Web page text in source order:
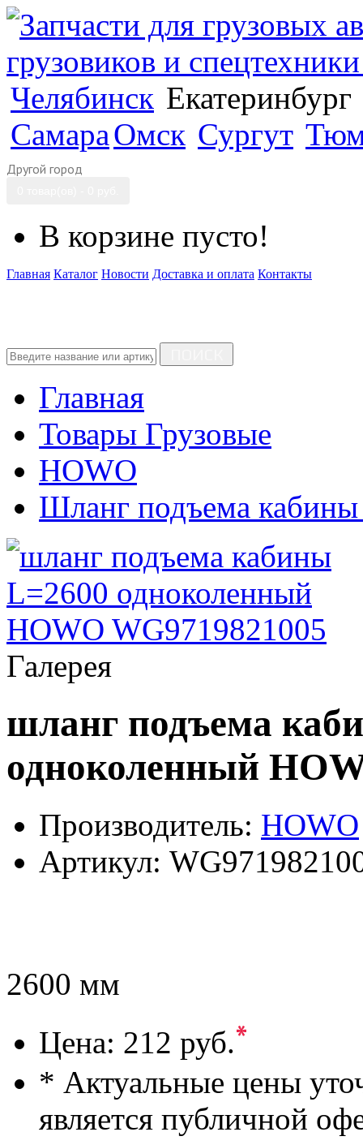
Челябинск Екатеринбург
СамараОмск Сургут
Другой город
В корзине пусто!
Главная Каталог Новости Доставка и оплата Контакты
Главная
Товары Грузовые
HOWO
Шланг подъема
Галерея
шланг подъема
одноколенный
Производитель: HOWO
Артикул:
2600 мм
Цена: 212 руб.*
* Актуальные цены
является публичной